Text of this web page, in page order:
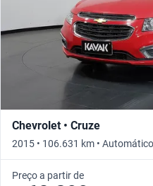
Chevrolet • Cruze
2015 • 106.631 km • Automático
Preço a partir de